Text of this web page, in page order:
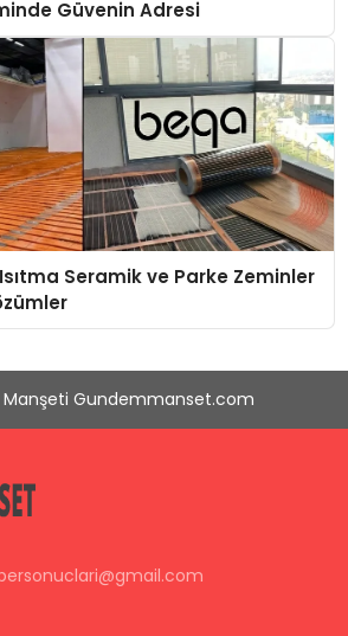
Güvenin Adresi
Seramik ve Parke Zeminler
Manşeti Gundemmanset.com